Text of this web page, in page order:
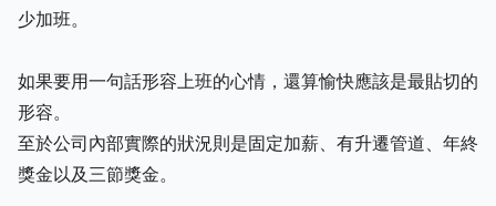
少加班。
如果要用一句話形容上班的心情，還算愉快應該是最貼切的
形容。
至於公司內部實際的狀況則是固定加薪、有升遷管道、年終
獎金以及三節獎金。